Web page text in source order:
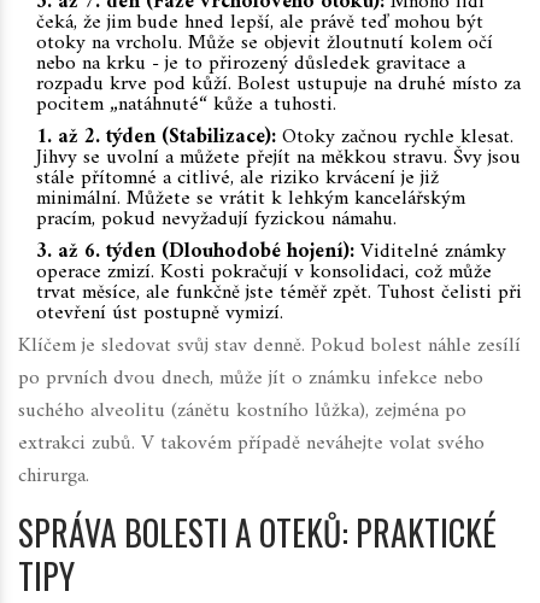
čeká, že jim bude hned lepší, ale právě teď mohou být
otoky na vrcholu. Může se objevit žloutnutí kolem očí
nebo na krku - je to přirozený důsledek gravitace a
rozpadu krve pod kůží. Bolest ustupuje na druhé místo za
pocitem „natáhnuté“ kůže a tuhosti.
1. až 2. týden (Stabilizace):Otoky začnou rychle klesat.
Jihvy se uvolní a můžete přejít na měkkou stravu. Švy jsou
stále přítomné a citlivé, ale riziko krvácení je již
minimální. Můžete se vrátit k lehkým kancelářským
pracím, pokud nevyžadují fyzickou námahu.
3. až 6. týden (Dlouhodobé hojení):Viditelné známky
operace zmizí. Kosti pokračují v konsolidaci, což může
trvat měsíce, ale funkčně jste téměř zpět. Tuhost čelisti při
otevření úst postupně vymizí.
Klíčem je sledovat svůj stav denně. Pokud bolest náhle zesílí
po prvních dvou dnech, může jít o známku infekce nebo
suchého alveolitu (zánětu kostního lůžka), zejména po
extrakci zubů. V takovém případě neváhejte volat svého
chirurga.
SPRÁVA BOLESTI A OTEKŮ: PRAKTICKÉ
TIPY